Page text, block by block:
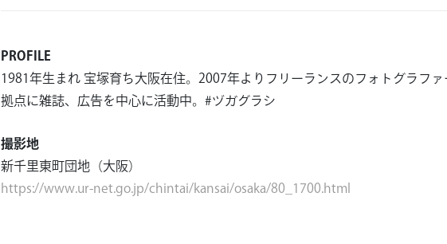
PROFILE
1981年生まれ 宝塚育ち大阪在住。2007年よりフリーランスのフォトグラファ
拠点に雑誌、広告を中心に活動中。#ヅガグラシ
撮影地
新千里東町団地（大阪）
https://www.ur-net.go.jp/chintai/kansai/osaka/80_1700.html